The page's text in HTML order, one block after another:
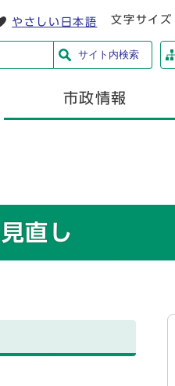
やさしい日本語 文字サイズ
サイト内検索
市政情報
直し